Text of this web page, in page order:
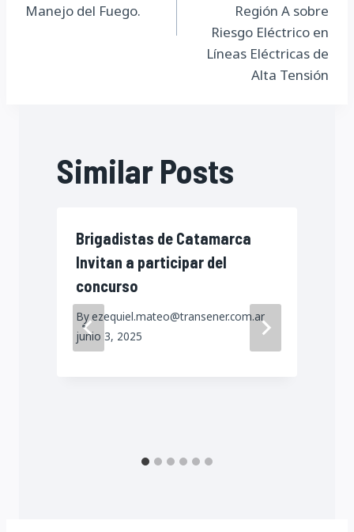
Manejo del Fuego.
Región A sobre
Riesgo Eléctrico en
Líneas Eléctricas de
Alta Tensión
Similar Posts
Brigadistas de Catamarca
Invitan a participar del
concurso
Byezequiel.mateo@transener.com.ar
junio 3, 2025